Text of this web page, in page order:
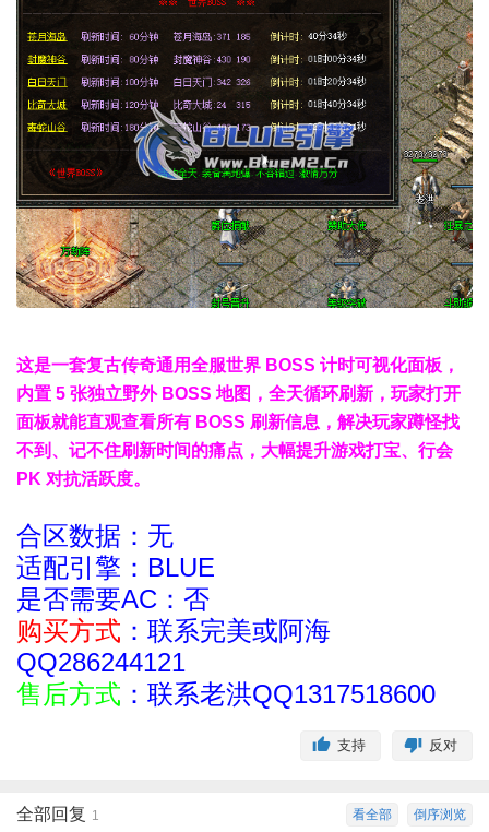
这是一套复古传奇通用全服世界 BOSS 计时可视化面板，
内置 5 张独立野外 BOSS 地图，全天循环刷新，玩家打开
面板就能直观查看所有 BOSS 刷新信息，解决玩家蹲怪找
不到、记不住刷新时间的痛点，大幅提升游戏打宝、行会
PK 对抗活跃度。
合区数据：无
适配引擎：BLUE
是否需要AC：否
购买方式 ：联系完美或阿海
QQ286244121
售后方式 ：联系老洪QQ1317518600
反对
支持
倒序浏览
看全部
全部回复 1